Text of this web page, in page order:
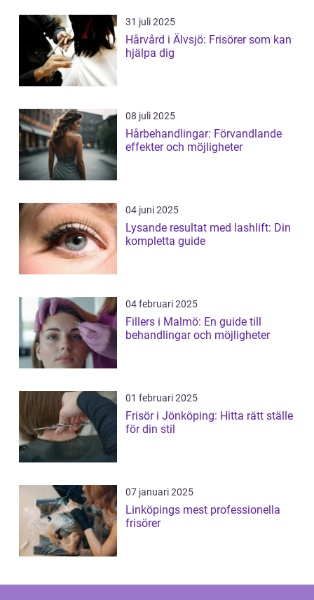
31 juli 2025
Hårvård i Älvsjö: Frisörer som kan
hjälpa dig
08 juli 2025
Hårbehandlingar: Förvandlande
effekter och möjligheter
04 juni 2025
Lysande resultat med lashlift: Din
kompletta guide
04 februari 2025
Fillers i Malmö: En guide till
behandlingar och möjligheter
01 februari 2025
Frisör i Jönköping: Hitta rätt ställe
för din stil
07 januari 2025
Linköpings mest professionella
frisörer